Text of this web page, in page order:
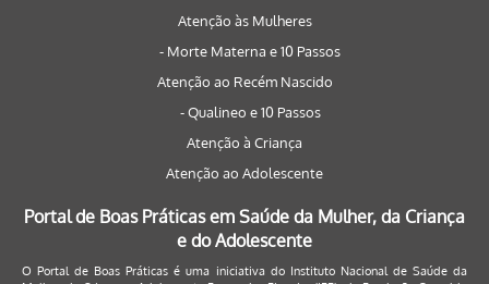
Atenção às Mulheres
- Morte Materna e 10 Passos
Atenção ao Recém Nascido
- Qualineo e 10 Passos
Atenção à Criança
Atenção ao Adolescente
Portal de Boas Práticas em Saúde da Mulher, da Criança
e do Adolescente
O Portal de Boas Práticas é uma iniciativa do Instituto Nacional de Saúde da